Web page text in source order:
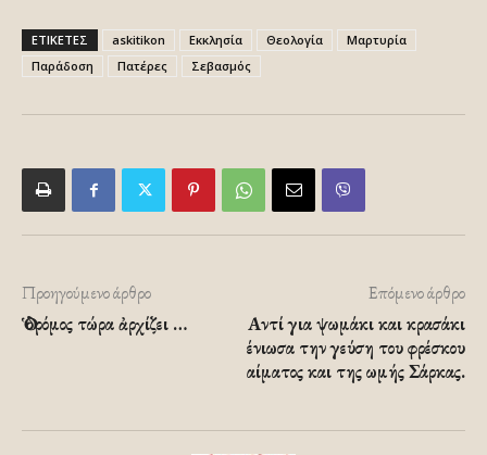
ΕΤΙΚΕΤΕΣ askitikon Εκκλησία Θεολογία
Μαρτυρία
Παράδοση
Πατέρες Σεβασμός
Προηγούμενο άρθρο
Ὁ δρόμος τώρα ἀρχίζει …
Επόμενο άρθρο
Αντί για ψωμάκι και κρασάκι
ένιωσα την γεύση του φρέσκου
αίματος και της ωμής Σάρκας.